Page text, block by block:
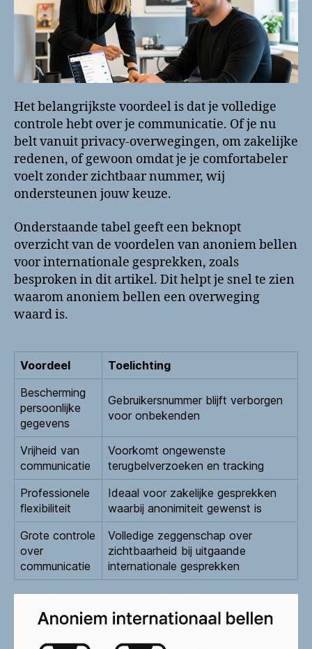
Het belangrijkste voordeel is dat je volledige
controle hebt over je communicatie. Of je nu
belt vanuit privacy-overwegingen, om zakelijke
redenen, of gewoon omdat je je comfortabeler
voelt zonder zichtbaar nummer, wij
ondersteunen jouw keuze.
Onderstaande tabel geeft een beknopt
overzicht van de voordelen van anoniem bellen
voor internationale gesprekken, zoals
besproken in dit artikel. Dit helpt je snel te zien
waarom anoniem bellen een overweging
waard is.
Voordeel
Toelichting
Bescherming
persoonlijke
gegevens
Gebruikersnummer blijft verborgen
voor onbekenden
Vrijheid van
communicatie
Voorkomt ongewenste
terugbelverzoeken en tracking
Professionele
flexibiliteit
Ideaal voor zakelijke gesprekken
waarbij anonimiteit gewenst is
Grote controle
over
communicatie
Volledige zeggenschap over
zichtbaarheid bij uitgaande
internationale gesprekken